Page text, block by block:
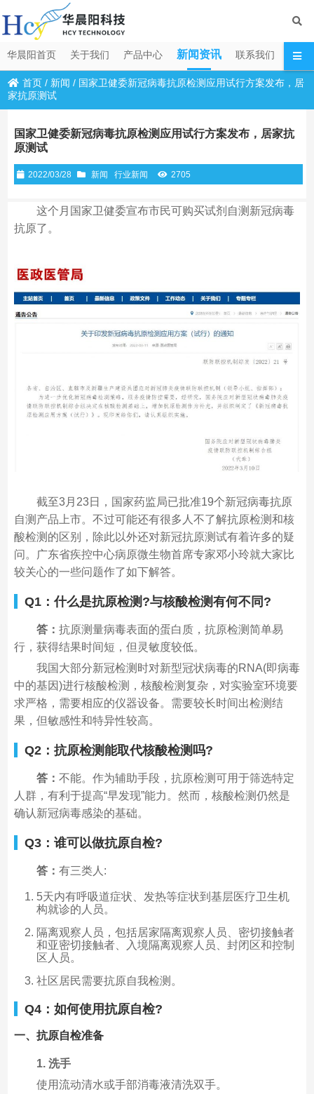
华晨阳首页 关于我们 产品中心 新闻资讯 联系我们
首页 / 新闻 / 国家卫健委新冠病毒抗原检测应用试行方案发布，居
家抗原测试
国家卫健委新冠病毒抗原检测应用试行方案发布，居家抗
原测试
2022/03/28 新闻 行业新闻 2705
这个月国家卫健委宣布市民可购买试剂自测新冠病毒
抗原了。
截至3月23日，国家药监局已批准19个新冠病毒抗原
自测产品上市。不过可能还有很多人不了解抗原检测和核
酸检测的区别，除此以外还对新冠抗原测试有着许多的疑
问。广东省疾控中心病原微生物首席专家邓小玲就大家比
较关心的一些问题作了如下解答。
Q1：什么是抗原检测?与核酸检测有何不同?
答： 抗原测量病毒表面的蛋白质，抗原检测简单易
行，获得结果时间短，但灵敏度较低。
我国大部分新冠检测时对新型冠状病毒的RNA(即病毒
中的基因)进行核酸检测，核酸检测复杂，对实验室环境要
求严格，需要相应的仪器设备。需要较长时间出检测结
果，但敏感性和特异性较高。
Q2：抗原检测能取代核酸检测吗?
答： 不能。作为辅助手段，抗原检测可用于筛选特定
人群，有利于提高“早发现”能力。然而，核酸检测仍然是
确认新冠病毒感染的基础。
Q3：谁可以做抗原自检?
答： 有三类人:
5天内有呼吸道症状、发热等症状到基层医疗卫生机
构就诊的人员。
隔离观察人员，包括居家隔离观察人员、密切接触者
和亚密切接触者、入境隔离观察人员、封闭区和控制
区人员。
社区居民需要抗原自我检测。
Q4：如何使用抗原自检?
一、抗原自检准备
1. 洗手
使用流动清水或手部消毒液清洗双手。